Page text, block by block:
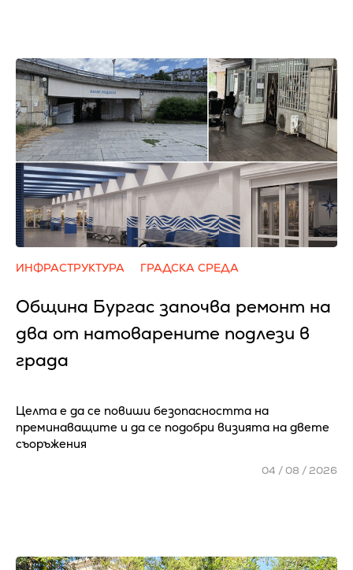
ИНФРАСТРУКТУРА ГРАДСКА СРЕДА
Община Бургас започва ремонт на
два от натоварените подлези в
града
Целта е да се повиши безопасността на
преминаващите и да се подобри визията на двете
съоръжения
04 / 08 / 2026